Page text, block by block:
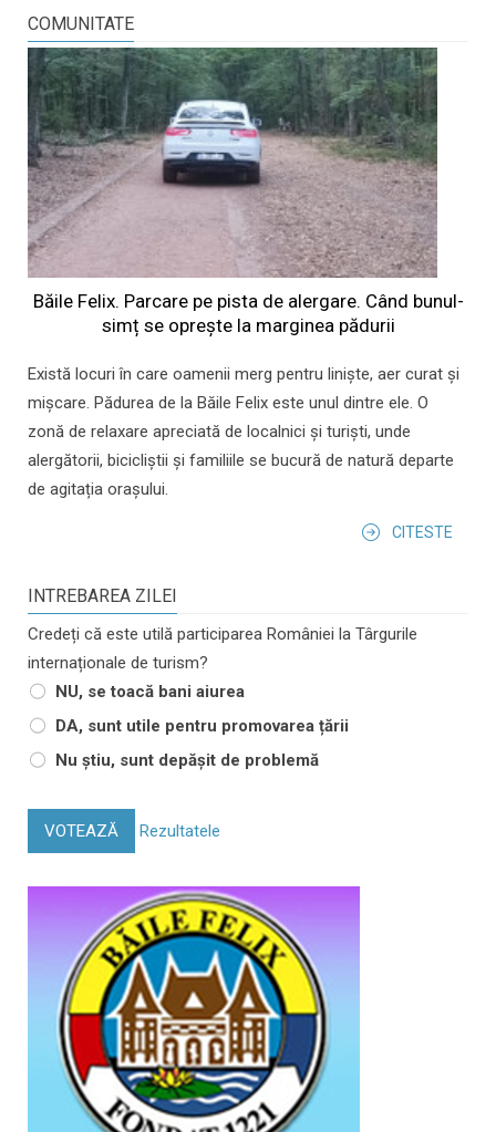
COMUNITATE
Băile Felix. Parcare pe pista de alergare. Când bunul-
simț se oprește la marginea pădurii
Există locuri în care oamenii merg pentru liniște, aer curat și
mișcare. Pădurea de la Băile Felix este unul dintre ele. O
zonă de relaxare apreciată de localnici și turiști, unde
alergătorii, bicicliștii și familiile se bucură de natură departe
de agitația orașului.
CITESTE
INTREBAREA ZILEI
Credeți că este utilă participarea României la Târgurile
internaționale de turism?
NU, se toacă bani aiurea
DA, sunt utile pentru promovarea țării
Nu știu, sunt depășit de problemă
VOTEAZĂ Rezultatele